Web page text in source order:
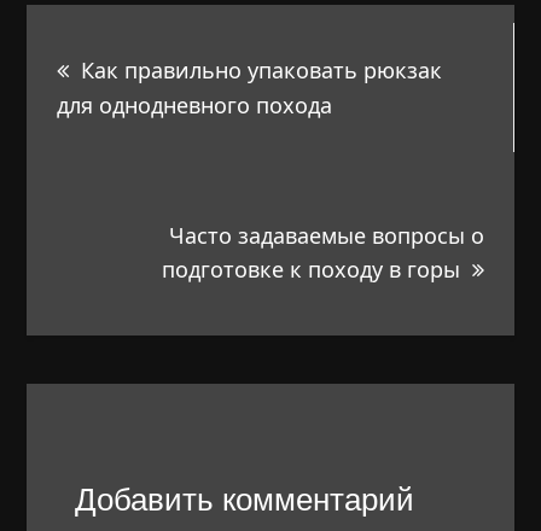
по
Как правильно упаковать рюкзак
для однодневного похода
Часто задаваемые вопросы о
подготовке к походу в горы
Добавить комментарий